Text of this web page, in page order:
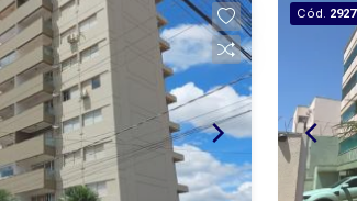
Cód. 2927